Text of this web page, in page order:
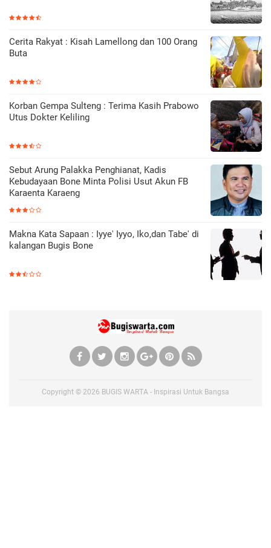
Cerita Rakyat : Kisah Lamellong dan 100 Orang
Buta
Korban Gempa Sulteng : Terima Kasih Prabowo
Utus Dokter Keliling
Sebut Arung Palakka Penghianat, Kadis
Kebudayaan Bone Minta Polisi Usut Akun FB
Karaenta Karaeng
Makna Kata Sapaan : Iyye' Iyyo, Iko,dan Tabe' di
kalangan Bugis Bone
Copyright © 2026 BUGIS WARTA - Inspirasi Untuk Bangsa